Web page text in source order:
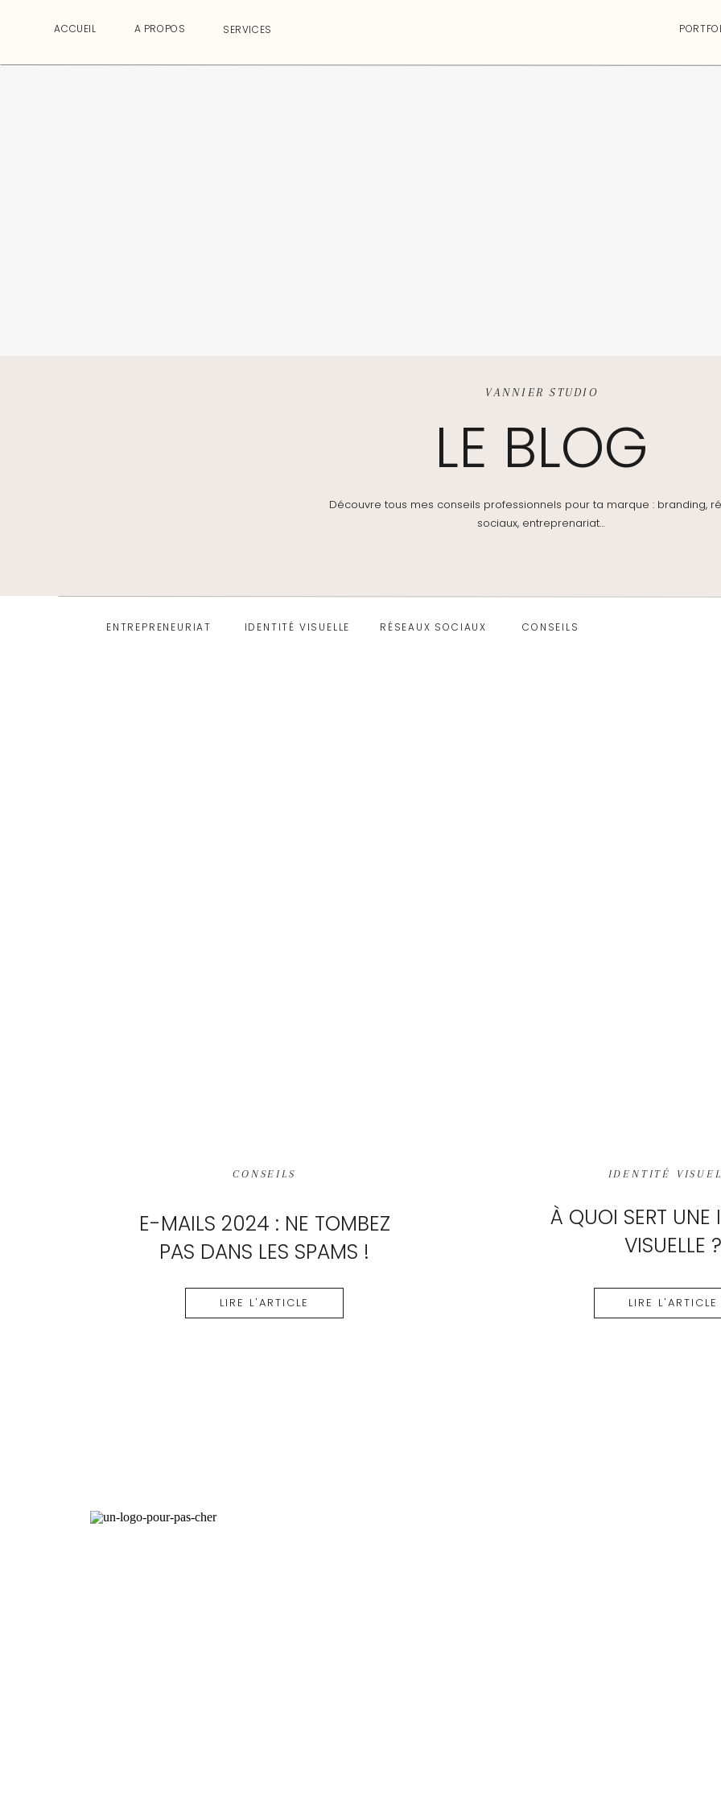
SERVICES
A PROPOS
ACCUEIL
Découvre tous mes conseils professionnels pour ta marque : branding,
sociaux, entreprenariat…
LE BLOG
VANNIER STUDIO
CONSEILS
RÉSEAUX SOCIAUX
IDENTITÉ VISUELLE
ENTREPRENEURIAT
LIRE L'ARTICLE
E-MAILS 2024 : NE TOMBEZ
PAS DANS LES SPAMS !
CONSEILS
LIRE L'ARTICLE
À QUOI SERT UNE
VISUELLE ?
IDENTITÉ